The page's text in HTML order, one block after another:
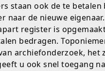
staan ook de te betalen
naar de nieuwe eigenaar.
register is
bedragen.
archiefonderzoek, het
u ook snel toegang